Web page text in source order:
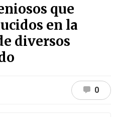
que
en la
diversos
0